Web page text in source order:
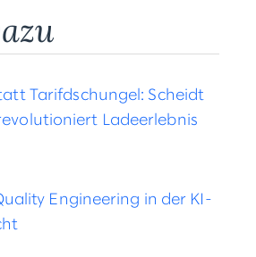
Tarifdschungel: Scheidt
Ladeerlebnis
Engineering in der KI-